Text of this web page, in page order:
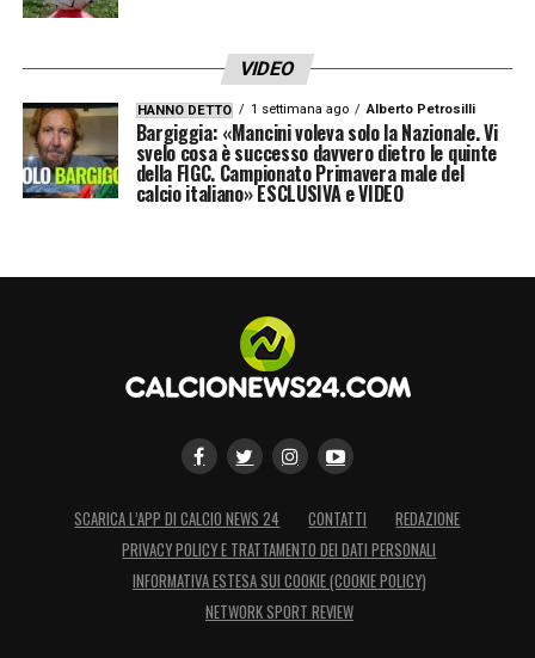
VIDEO
HANNO DETTO 1 settimana ago Alberto Petrosilli
Bargiggia: «Mancini voleva solo la Nazionale. Vi
svelo cosa è successo davvero dietro le quinte
della FIGC. Campionato Primavera male del
calcio italiano» ESCLUSIVA e VIDEO
SCARICA L’APP DI CALCIO NEWS 24 CONTATTI
REDAZIONE
PRIVACY POLICY E TRATTAMENTO DEI DATI PERSONALI
INFORMATIVA ESTESA SUI COOKIE (COOKIE POLICY)
NETWORK SPORT REVIEW